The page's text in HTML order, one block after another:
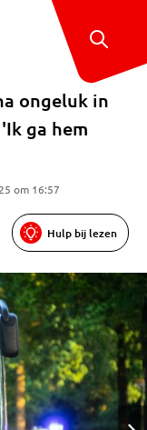
ongeluk in
ga hem
om 16:57
Hulp bij lezen